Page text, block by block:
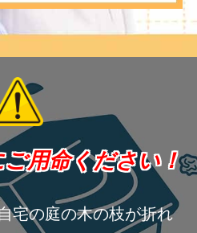
用命ください！
宅の庭の木の枝が折れ